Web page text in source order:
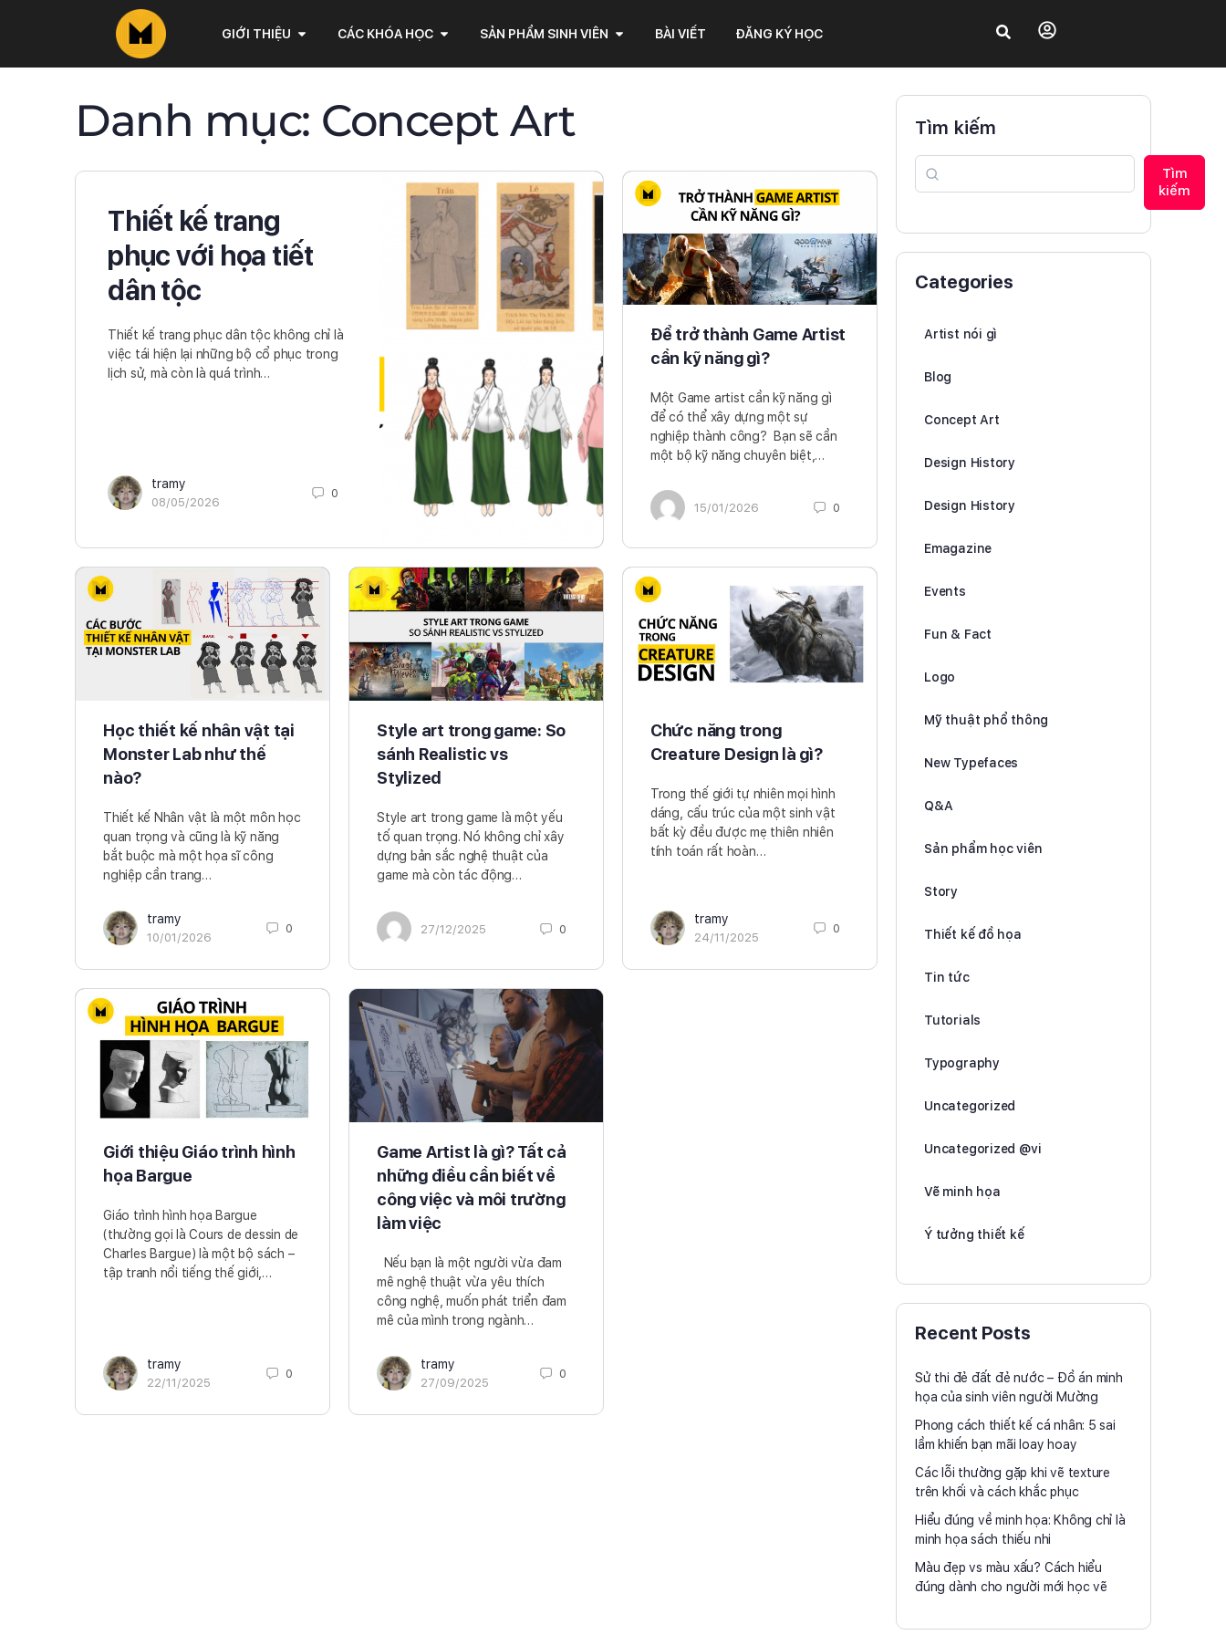
GIỚI THIỆU CÁC KHÓA HỌC SẢN PHẨM SINH VIÊN BÀI VIẾT ĐĂNG KÝ HỌC
Danh mục: Concept Art
Thiết kế trang
phục với họa tiết
dân tộc
Thiết kế trang phục dân tộc không chỉ là
việc tái hiện lại những bộ cổ phục trong
lịch sử, mà còn là quá trình…
tramy
08/05/2026
0
Để trở thành Game Artist
cần kỹ năng gì?
Một Game artist cần kỹ năng gì
để có thể xây dựng một sự
nghiệp thành công? Bạn sẽ cần
một bộ kỹ năng chuyên biệt,…
15/01/2026 0
Học thiết kế nhân vật tại
Monster Lab như thế
nào?
Thiết kế Nhân vật là một môn học
quan trọng và cũng là kỹ năng
bắt buộc mà một họa sĩ công
nghiệp cần trang…
tramy
10/01/2026
0
Style art trong game: So
sánh Realistic vs
Stylized
Style art trong game là một yếu
tố quan trọng. Nó không chỉ xây
dựng bản sắc nghệ thuật của
game mà còn tác động…
27/12/2025 0
Chức năng trong
Creature Design là gì?
Trong thế giới tự nhiên mọi hình
dáng, cấu trúc của một sinh vật
bất kỳ đều được mẹ thiên nhiên
tính toán rất hoàn…
tramy
24/11/2025
0
Giới thiệu Giáo trình hình
họa Bargue
Giáo trình hình họa Bargue
(thường gọi là Cours de dessin de
Charles Bargue) là một bộ sách –
tập tranh nổi tiếng thế giới,…
tramy
22/11/2025
0
Game Artist là gì? Tất cả
những điều cần biết về
công việc và môi trường
làm việc
Nếu bạn là một người vừa đam
mê nghệ thuật vừa yêu thích
công nghệ, muốn phát triển đam
mê của mình trong ngành…
tramy
27/09/2025
0
Tìm kiếm
Tìm
kiếm
Categories
Artist nói gì
Blog
Concept Art
Design History
Design History
Emagazine
Events
Fun & Fact
Logo
Mỹ thuật phổ thông
New Typefaces
Q&A
Sản phẩm học viên
Story
Thiết kế đồ họa
Tin tức
Tutorials
Typography
Uncategorized
Uncategorized @vi
Vẽ minh họa
Ý tưởng thiết kế
Recent Posts
Sử thi đẻ đất đẻ nước – Đồ án minh
họa của sinh viên người Mường
Phong cách thiết kế cá nhân: 5 sai
lầm khiến bạn mãi loay hoay
Các lỗi thường gặp khi vẽ texture
trên khối và cách khắc phục
Hiểu đúng về minh họa: Không chỉ là
minh họa sách thiếu nhi
Màu đẹp vs màu xấu? Cách hiểu
đúng dành cho người mới học vẽ